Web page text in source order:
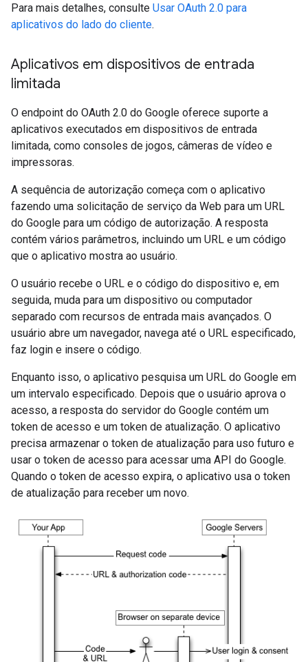
Para mais detalhes, consulte Usar OAuth 2.0 para
aplicativos do lado do cliente.
Aplicativos em dispositivos de entrada
limitada
O endpoint do OAuth 2.0 do Google oferece suporte a
aplicativos executados em dispositivos de entrada
limitada, como consoles de jogos, câmeras de vídeo e
impressoras.
A sequência de autorização começa com o aplicativo
fazendo uma solicitação de serviço da Web para um URL
do Google para um código de autorização. A resposta
contém vários parâmetros, incluindo um URL e um código
que o aplicativo mostra ao usuário.
O usuário recebe o URL e o código do dispositivo e, em
seguida, muda para um dispositivo ou computador
separado com recursos de entrada mais avançados. O
usuário abre um navegador, navega até o URL especificado,
faz login e insere o código.
Enquanto isso, o aplicativo pesquisa um URL do Google em
um intervalo especificado. Depois que o usuário aprova o
acesso, a resposta do servidor do Google contém um
token de acesso e um token de atualização. O aplicativo
precisa armazenar o token de atualização para uso futuro e
usar o token de acesso para acessar uma API do Google.
Quando o token de acesso expira, o aplicativo usa o token
de atualização para receber um novo.